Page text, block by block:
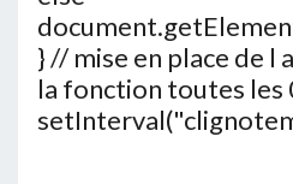
} // mise en place de l
la fonction toutes les